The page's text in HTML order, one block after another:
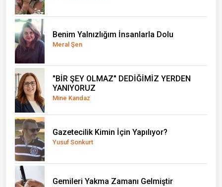
Benim Yalnızlığım İnsanlarla Dolu
Meral Şen
"BİR ŞEY OLMAZ" DEDİĞİMİZ YERDEN
YANIYORUZ
Mine Kandaz
Gazetecilik Kimin İçin Yapılıyor?
Yusuf Sonkurt
Gemileri Yakma Zamanı Gelmiştir